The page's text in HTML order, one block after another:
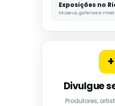
Exposições no
Museus, galerias e
+
Divulgue
Produtores,